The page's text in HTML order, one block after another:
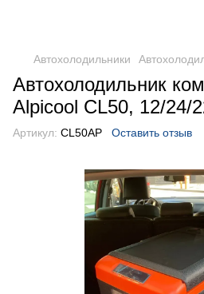
Автохолодильники
Автохолодильник
Alpicool CL50, 12/24/
Артикул: CL50AP Оставить отзыв